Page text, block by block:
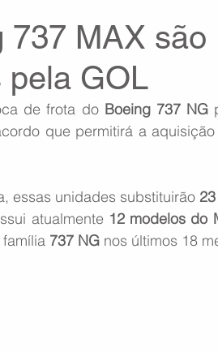
Coletiva
Mútuo Depoimentos
Mercado
737 MAX são
pela GOL
de frota do Boeing 737 NG
que permitirá a
essas unidades substituirão
atualmente 12 modelos do
737 NG nos últimos 18